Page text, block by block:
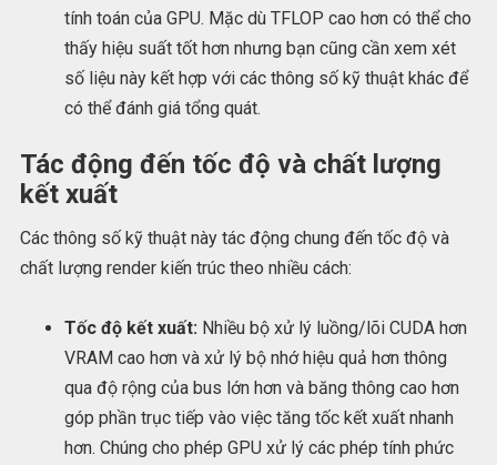
tính toán của GPU. Mặc dù TFLOP cao hơn có thể cho
thấy hiệu suất tốt hơn nhưng bạn cũng cần xem xét
số liệu này kết hợp với các thông số kỹ thuật khác để
có thể đánh giá tổng quát.
Tác động đến tốc độ và chất lượng
kết xuất
Các thông số kỹ thuật này tác động chung đến tốc độ và
chất lượng render kiến trúc theo nhiều cách:
Tốc độ kết xuất: Nhiều bộ xử lý luồng/lõi CUDA hơn
VRAM cao hơn và xử lý bộ nhớ hiệu quả hơn thông
qua độ rộng của bus lớn hơn và băng thông cao hơn
góp phần trục tiếp vào việc tăng tốc kết xuất nhanh
hơn. Chúng cho phép GPU xử lý các phép tính phức